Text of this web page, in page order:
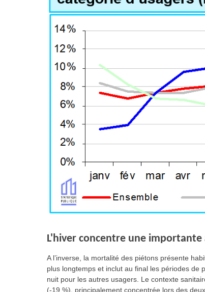
L'hiver concentre une
A l’inverse, la mortalité des piétons présente
plus longtemps et inclut au final les périodes de
nuit pour les autres usagers. Le contexte
(-19 %), principalement concentrée lors des